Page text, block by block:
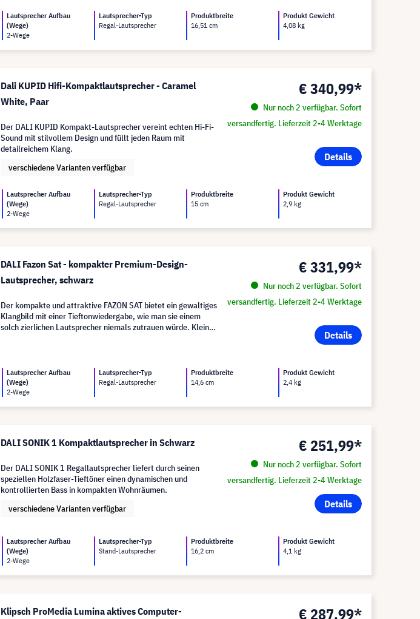
Lautsprecher Aufbau
(Wege)
2-Wege
Lautsprecher-Typ
Regal-Lautsprecher
Produktbreite
16,51 cm
Produkt Gewicht
4,08 kg
Dali KUPID Hifi-Kompaktlautsprecher - Caramel
White, Paar
€ 340,99*
Nur noch 2 verfügbar. Sofort
versandfertig. Lieferzeit 2-4 Werktage
Details
Der DALI KUPID Kompakt-Lautsprecher vereint echten Hi-Fi-
Sound mit stilvollem Design und füllt jeden Raum mit
detailreichem Klang.
verschiedene Varianten verfügbar
Lautsprecher Aufbau
(Wege)
2-Wege
Lautsprecher-Typ
Regal-Lautsprecher
Produktbreite
15 cm
Produkt Gewicht
2,9 kg
DALI Fazon Sat - kompakter Premium-Design-
Lautsprecher, schwarz
€ 331,99*
Nur noch 2 verfügbar. Sofort
versandfertig. Lieferzeit 2-4 Werktage
Details
Der kompakte und attraktive FAZON SAT bietet ein gewaltiges
Klangbild mit einer Tieftonwiedergabe, wie man sie einem
solch zierlichen Lautsprecher niemals zutrauen würde. Klein,
Lautsprecher Aufbau
(Wege)
2-Wege
Lautsprecher-Typ
Regal-Lautsprecher
Produktbreite
14,6 cm
Produkt Gewicht
2,4 kg
DALI SONIK 1 Kompaktlautsprecher in Schwarz € 251,99*
Nur noch 2 verfügbar. Sofort
versandfertig. Lieferzeit 2-4 Werktage
Details
Der DALI SONIK 1 Regallautsprecher liefert durch seinen
speziellen Holzfaser-Tieftöner einen dynamischen und
kontrollierten Bass in kompakten Wohnräumen.
verschiedene Varianten verfügbar
Lautsprecher Aufbau
(Wege)
2-Wege
Lautsprecher-Typ
Stand-Lautsprecher
Produktbreite
16,2 cm
Produkt Gewicht
4,1 kg
Klipsch ProMedia Lumina aktives Computer- € 287,99*